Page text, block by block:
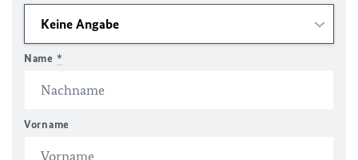
Name *
Vorname